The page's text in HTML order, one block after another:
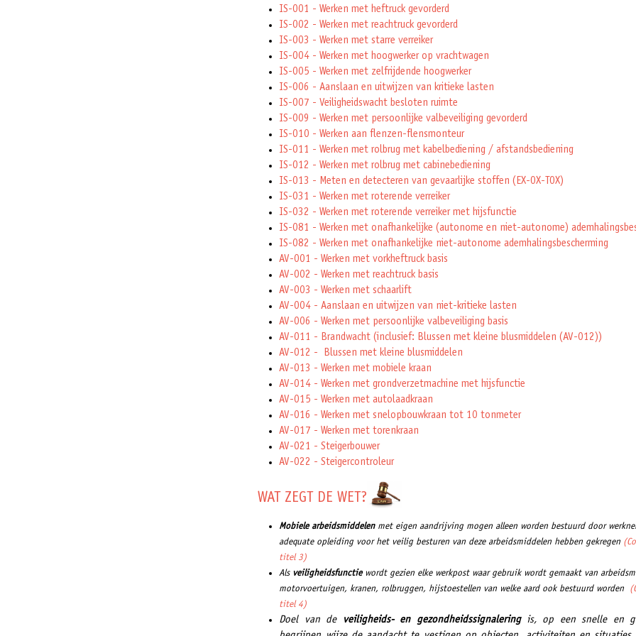
IS-001 - Werken met heftruck gevorderd
IS-002 - Werken met reachtruck gevorderd
IS-003 - Werken met starre verreiker
IS-004 - Werken met hoogwerker op vrachtwagen
IS-005 - Werken met zelfrijdende hoogwerker
IS-006 - Aanslaan en uitwijzen van kritieke lasten
IS-007 - Veiligheidswacht besloten ruimte
IS-009 - Werken met persoonlijke valbeveiliging gevorderd
IS-010 - Werken aan flenzen-flensmonteur
IS-011 - Werken met rolbrug met kabelbediening / afstandsbediening
IS-012 - Werken met rolbrug met cabinebediening
IS-013 - Meten en detecteren van gevaarlijke stoffen (EX-OX-TOX)
IS-031 - Werken met roterende verreiker
IS-032 - Werken met roterende verreiker met hijsfunctie
IS-081 - Werken met onafhankelijke (autonome en niet-autonome)
IS-082 - Werken met onafhankelijke niet-autonome ademhalingsbescherming
AV-001 - Werken met vorkheftruck basis
AV-002 - Werken met reachtruck basis
AV-003 - Werken met schaarlift
AV-004 - Aanslaan en uitwijzen van niet-kritieke lasten
AV-006 - Werken met persoonlijke valbeveiliging basis
AV-011 - Brandwacht (inclusief: Blussen met kleine blusmiddelen (AV-012))
AV-012 - Blussen met kleine blusmiddelen
AV-013 - Werken met mobiele kraan
AV-014 - Werken met grondverzetmachine met hijsfunctie
AV-015 - Werken met autolaadkraan
AV-016 - Werken met snelopbouwkraan tot 10 tonmeter
AV-017 - Werken met torenkraan
AV-021 - Steigerbouwer
AV-022 - Steigercontroleur
WAT ZEGT DE WET?
Mobiele arbeidsmiddelenmet eigen aandrijving mogen alleen worden bestuurd door
adequate opleiding voor het veilig besturen van deze arbeidsmiddelen hebben gekregen
titel 3)
Als veiligheidsfunctiewordt gezien elke werkpost waar gebruik wordt gemaakt van
motorvoertuigen, kranen, rolbruggen, hijstoestellen van welke aard ook bestuurd worden
titel 4)
Doel van de veiligheids- en gezondheidssignaleringis, op een snelle en